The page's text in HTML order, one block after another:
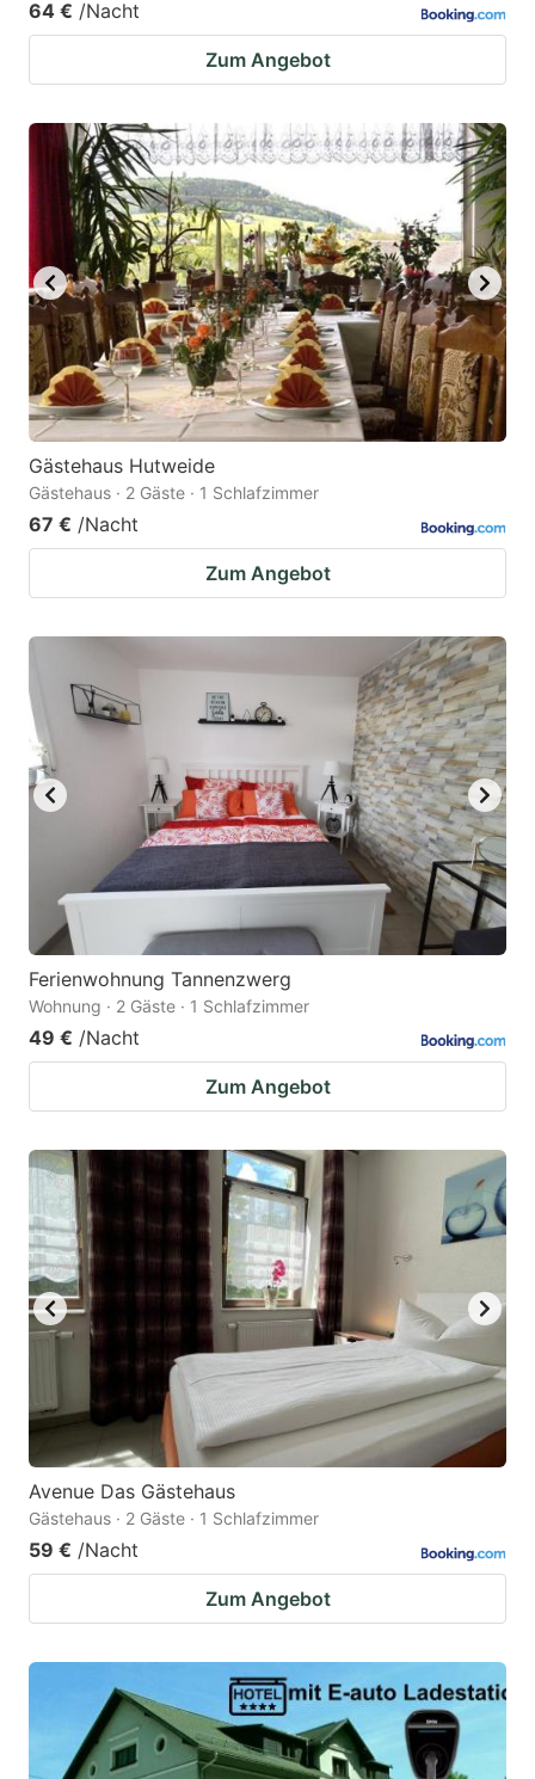
64 € /Nacht
Zum Angebot
Gästehaus Hutweide
Gästehaus · 2 Gäste · 1 Schlafzimmer
67 € /Nacht
Zum Angebot
Ferienwohnung Tannenzwerg
Wohnung · 2 Gäste · 1 Schlafzimmer
49 € /Nacht
Zum Angebot
Avenue Das Gästehaus
Gästehaus · 2 Gäste · 1 Schlafzimmer
59 € /Nacht
Zum Angebot